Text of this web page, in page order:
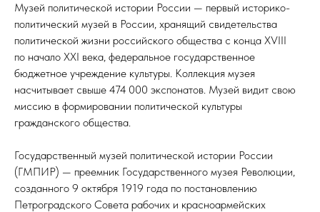
Музей политической истории России — первый историко-
политический музей в России, хранящий свидетельства
политической жизни российского общества с конца XVIII
по начало XXI века, федеральное государственное
бюджетное учреждение культуры. Коллекция музея
насчитывает свыше 474 000 экспонатов. Музей видит свою
миссию в формировании политической культуры
гражданского общества.
Государственный музей политической истории России
(ГМПИР) — преемник Государственного музея Революции,
созданного 9 октября 1919 года по постановлению
Петроградского Совета рабочих и красноармейских